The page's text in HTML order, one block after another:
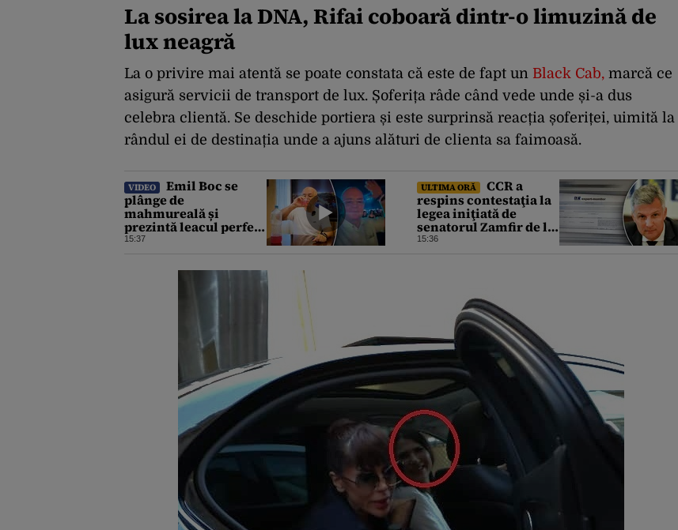
La sosirea la DNA, Rifai coboară dintr-o limuzină de
lux neagră
La o privire mai atentă se poate constata că este de fapt un Black Cab, marcă ce
asigură servicii de transport de lux. Șoferița râde când vede unde și-a dus
celebra clientă. Se deschide portiera și este surprinsă reacția șoferiței, uimită la
rândul ei de destinația unde a ajuns alături de clienta sa faimoasă.
VIDEO
Emil Boc se
plânge de
mahmureală și
prezintă leacul perfect
după o noapte la
15:37
ULTIMA ORĂ
CCR a
respins contestaţia la
legea iniţiată de
senatorul Zamfir de la
PSD, care permite
15:36